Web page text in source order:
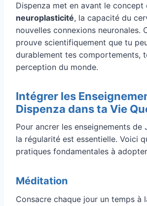
Dispenza met en avant le concept
neuroplasticité, la capacité du
nouvelles connexions neuronales.
prouve scientifiquement que tu
durablement tes comportements,
perception du monde.
Intégrer les
Dispenza dans ta Vie
Pour ancrer les enseignements de
la régularité est essentielle. Voici
pratiques fondamentales à
Méditation
Consacre chaque jour un temps à